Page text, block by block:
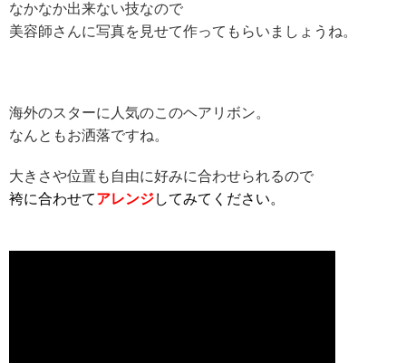
なかなか出来ない技なので
美容師さんに写真を見せて作ってもらいましょうね。
海外のスターに人気のこのヘアリボン。
なんともお洒落ですね。
大きさや位置も自由に好みに合わせられるので
袴に合わせてアレンジしてみてください。